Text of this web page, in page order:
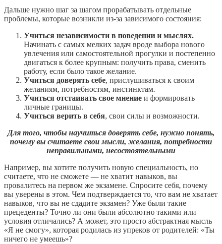
Дальше нужно шаг за шагом прорабатывать отдельные
проблемы, которые возникли из-за зависимого состояния:
Учиться независимости в поведении и мыслях.
Начинать с самых мелких задач вроде выбора нового
увлечения или самостоятельной прогулки и постепенно
двигаться к более крупным: получить права, сменить
работу, если было такое желание.
Учиться доверять себе, прислушиваться к своим
желаниям, потребностям, инстинктам.
Учиться отстаивать свое мнение и формировать
личные границы.
Учиться верить в себя, свои силы и возможности.
Для того, чтобы научиться доверять себе, нужно понять,
почему вы считаете свои мысли, желания, потребности
неправильными, несостоятельными
Например, вы хотите получить новую специальность, но
считаете, что не сможете — не хватит навыков, вы
провалитесь на первом же экзамене. Спросите себя, почему
вы уверены в этом. Чем подтверждается то, что вам не хватает
навыков, что вы не сдадите экзамен? Уже были такие
прецеденты? Точно ли они были абсолютно такими или
условия отличались? А может, это просто абстрактная мысль
«Я не смогу», которая родилась из упреков от родителей: «Ты
ничего не умеешь»?